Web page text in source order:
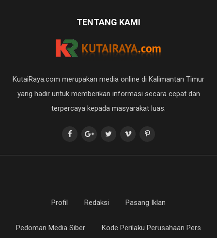
TENTANG KAMI
KutaiRaya.com merupakan media online di Kalimantan Timur
yang hadir untuk memberikan informasi secara cepat dan
terpercaya kepada masyarakat luas.
Profil Redaksi Pasang Iklan
Pedoman Media Siber Kode Perilaku Perusahaan Pers